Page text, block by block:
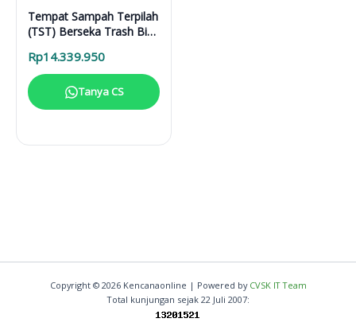
Tempat Sampah Terpilah
(TST) Berseka Trash Bin
Rp14.339.950
Tanya CS
Copyright © 2026 Kencanaonline | Powered by CVSK IT Team
Total kunjungan sejak 22 Juli 2007: